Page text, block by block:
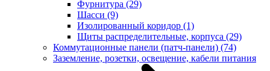
Фурнитура (29)
Шасси (9)
Изолированный коридор (1)
Щиты распределительные, корпуса (29)
Коммутационные панели (патч-панели) (74)
Заземление, розетки, освещение, кабели питания